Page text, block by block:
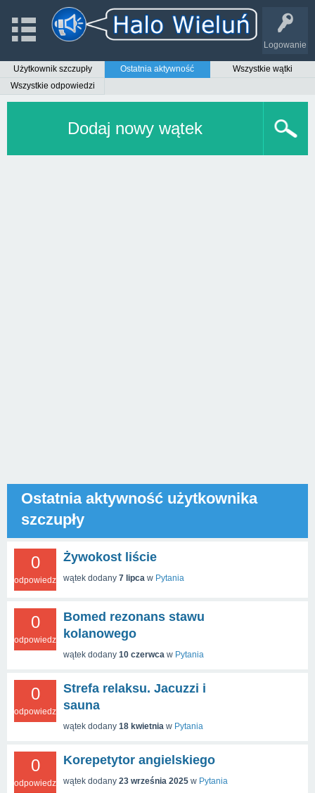
Logowanie
Użytkownik szczupły Ostatnia aktywność
Wszystkie wątki
Wszystkie odpowiedzi
Dodaj nowy wątek
Ostatnia aktywność użytkownika
szczupły
0
odpowiedzi
Żywokost liście
wątek dodany 7 lipca w Pytania
0
odpowiedzi
Bomed rezonans stawu
kolanowego
wątek dodany 10 czerwca w Pytania
0
odpowiedzi
Strefa relaksu. Jacuzzi i
sauna
wątek dodany 18 kwietnia w Pytania
0
odpowiedzi
Korepetytor angielskiego
wątek dodany 23 września 2025 w Pytania